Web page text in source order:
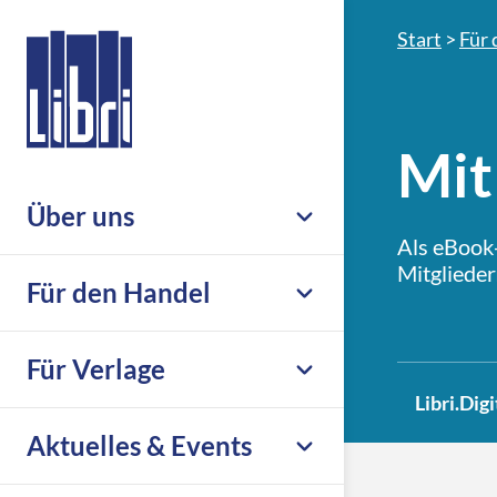
Über uns
Unternehmen
Nachhaltigkeit & Compliance
Leseförderung
Für den Handel
Leistungsübersicht
Großhandel
eCommerce
Für Verlage
Übersicht
Print
Aktuelles & Events
Start > Für
Mit
Als